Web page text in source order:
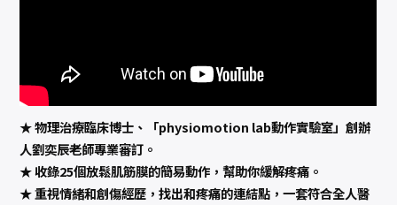
★ 物理治療臨床博士、「physiomotion lab動作實驗室」創辦
人劉奕辰老師專業審訂。
★ 收錄25個放鬆肌筋膜的簡易動作，幫助你緩解疼痛。
★ 重視情緒和創傷經歷，找出和疼痛的連結點，一套符合全人醫